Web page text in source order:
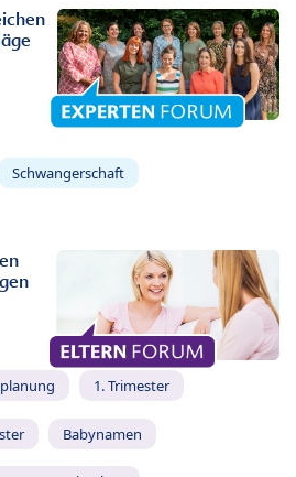
Schwangerschaft
1. Trimester
Babynamen